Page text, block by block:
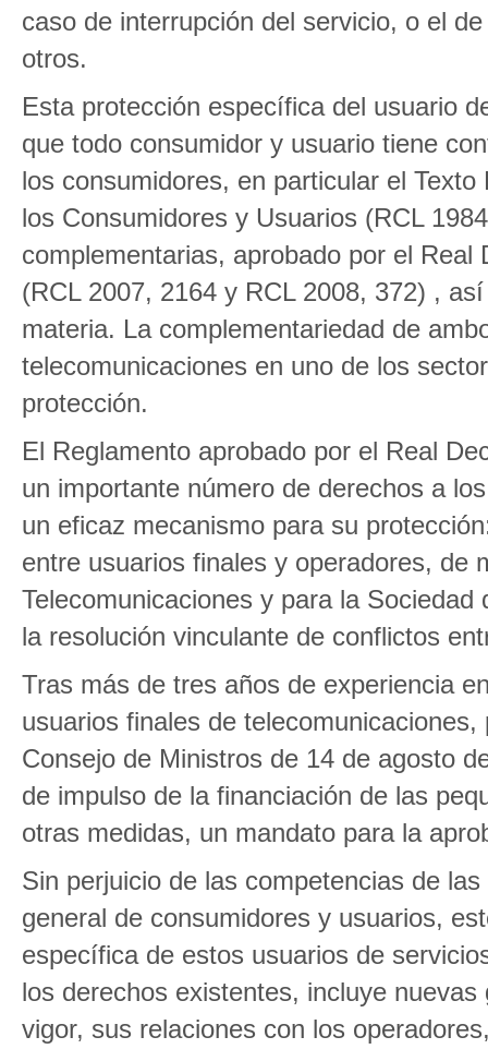
caso de interrupción del servicio, o el
otros.
Esta protección específica del usuario
que todo consumidor y usuario tiene
los consumidores, en particular el
los Consumidores y Usuarios (RCL
complementarias, aprobado por el
(RCL 2007, 2164 y RCL 2008, 372) ,
materia. La complementariedad de
telecomunicaciones en uno de los
protección.
El Reglamento aprobado por el Real
un importante número de derechos a
un eficaz mecanismo para su
entre usuarios finales y operadores, de
Telecomunicaciones y para la
la resolución vinculante de conflictos
Tras más de tres años de experiencia
usuarios finales de
Consejo de Ministros de 14 de agosto
de impulso de la financiación de las
otras medidas, un mandato para la
Sin perjuicio de las competencias de
general de consumidores y usuarios,
específica de estos usuarios de
los derechos existentes, incluye
vigor, sus relaciones con los